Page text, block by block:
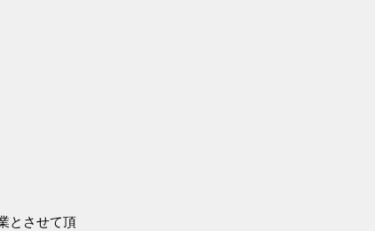
とさせて頂